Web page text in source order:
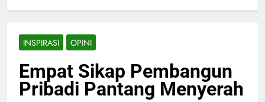
INSPIRASI OPINI
Empat Sikap Pembangun
Pribadi Pantang Menyerah